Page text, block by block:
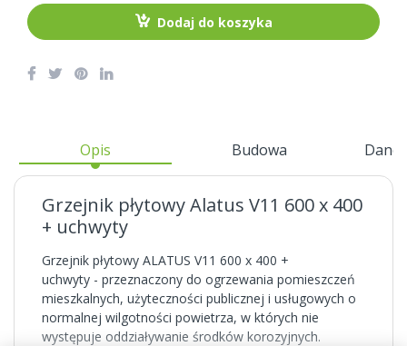
Dodaj do koszyka
Opis Budowa Dane
Grzejnik płytowy Alatus V11 600 x 400
+ uchwyty
Grzejnik płytowy ALATUS V11 600 x 400 +
uchwyty - przeznaczony do ogrzewania pomieszczeń
mieszkalnych, użyteczności publicznej i usługowych o
normalnej wilgotności powietrza, w których nie
występuje oddziaływanie środków korozyjnych.